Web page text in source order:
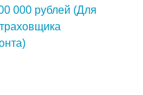
000 рублей (Для